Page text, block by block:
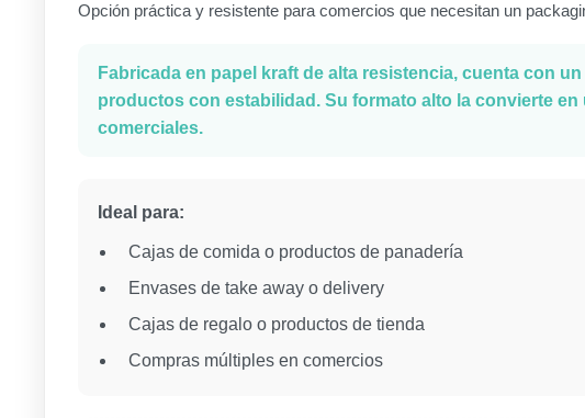
Opción práctica y resistente para comercios que necesitan un
Fabricada en papel kraft de alta resistencia, cuenta con
productos con estabilidad. Su formato alto la convierte
comerciales.
Ideal para:
Cajas de comida o productos de panadería
Envases de take away o delivery
Cajas de regalo o productos de tienda
Compras múltiples en comercios